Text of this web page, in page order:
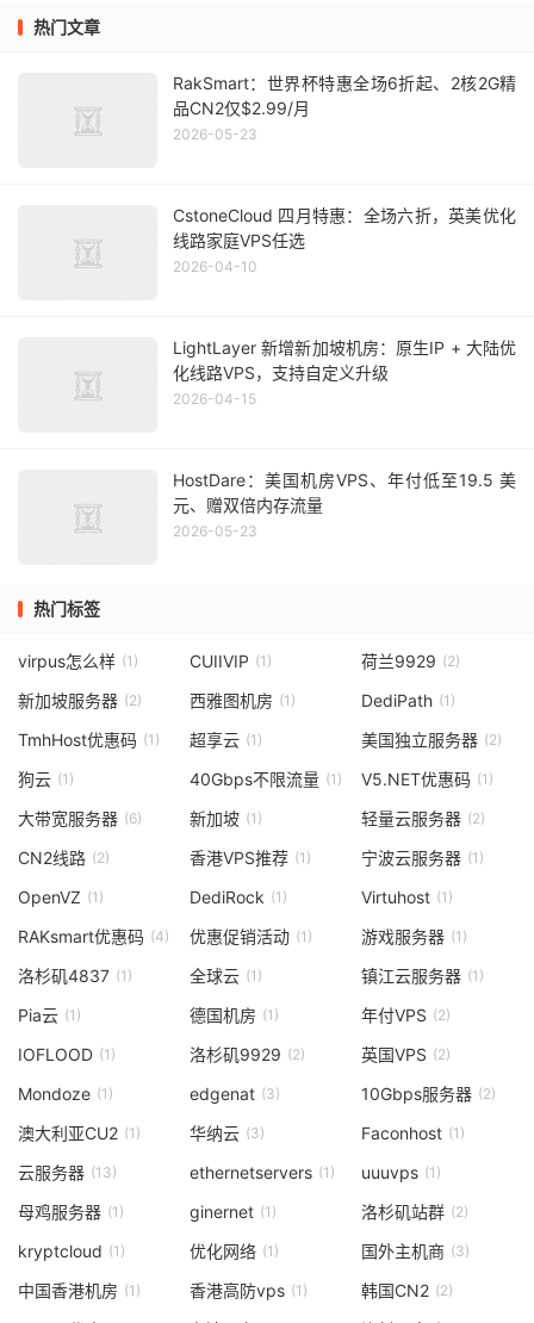
热门文章
RakSmart：世界杯特惠全场6折起、2核2G精
品CN2仅$2.99/月
2026-05-23
CstoneCloud 四月特惠：全场六折，英美优化
线路家庭VPS任选
2026-04-10
LightLayer 新增新加坡机房：原生IP + 大陆优
化线路VPS，支持自定义升级
2026-04-15
HostDare：美国机房VPS、年付低至19.5 美
元、赠双倍内存流量
2026-05-23
热门标签
virpus怎么样 (1) CUIIVIP (1) 荷兰9929 (2)
新加坡服务器 (2) 西雅图机房 (1) DediPath (1)
TmhHost优惠码 (1) 超享云 (1) 美国独立服务器 (2)
狗云 (1) 40Gbps不限流量 (1) V5.NET优惠码 (1)
大带宽服务器 (6) 新加坡 (1) 轻量云服务器 (2)
CN2线路 (2) 香港VPS推荐 (1) 宁波云服务器 (1)
OpenVZ (1) DediRock (1) Virtuhost (1)
RAKsmart优惠码 (4) 优惠促销活动 (1) 游戏服务器 (1)
洛杉矶4837 (1) 全球云 (1) 镇江云服务器 (1)
Pia云 (1) 德国机房 (1) 年付VPS (2)
IOFLOOD (1) 洛杉矶9929 (2) 英国VPS (2)
Mondoze (1) edgenat (3) 10Gbps服务器 (2)
澳大利亚CU2 (1) 华纳云 (3) Faconhost (1)
云服务器 (13) ethernetservers (1) uuuvps (1)
母鸡服务器 (1) ginernet (1) 洛杉矶站群 (2)
kryptcloud (1) 优化网络 (1) 国外主机商 (3)
中国香港机房 (1) 香港高防vps (1) 韩国CN2 (2)